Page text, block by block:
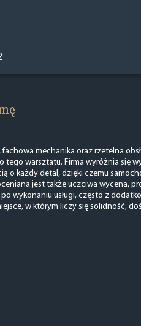
mechanika oraz rzetelna
tego warsztatu. Firma wyróżnia się
o każdy detal, dzięki czemu
jest także uczciwa wycena,
wykonaniu usługi, często z
w którym liczy się solidność,